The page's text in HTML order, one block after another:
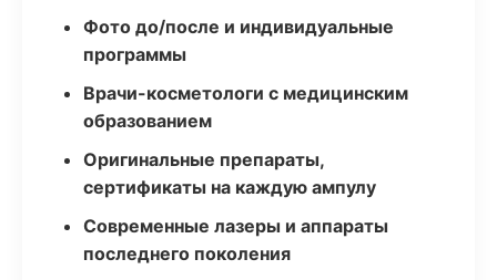
Фото до/после и индивидуальные
программы
Врачи-косметологи с медицинским
образованием
Оригинальные препараты,
сертификаты на каждую ампулу
Современные лазеры и аппараты
последнего поколения